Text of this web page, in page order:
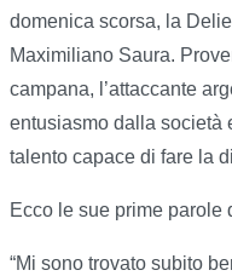
domenica scorsa, la
Maximiliano Saura.
campana, l’attaccante
entusiasmo dalla società
talento capace di fare la
Ecco le sue prime parole
“Mi sono trovato subito